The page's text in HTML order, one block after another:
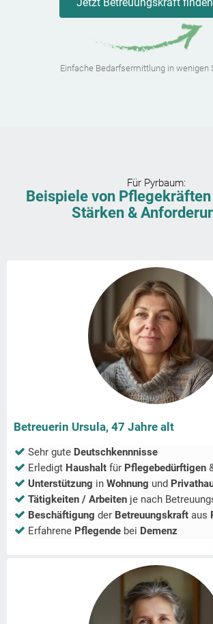
Jetzt Betreuungskraft finden
Einfache Bedarfsermittlung in wenigen
Für Pyrbaum:
Beispiele von Pflegekräften
Stärken &
Betreuerin Ursula, 47 Jahre alt
Sehr gute Deutschkennnisse
Erledigt Haushalt für Pflegebedürftigen
Unterstützung in Wohnung und
Tätigkeiten / Arbeiten je nach
Beschäftigung der Betreuungskraft aus
Erfahrene Pflegende bei Demenz